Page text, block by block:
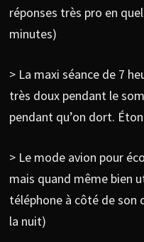
réponses très pro en
minutes)
> La maxi séance de 7
très doux pendant le
pendant qu’on dort.
> Le mode avion pour
mais quand même bien
téléphone à côté de son
la nuit)